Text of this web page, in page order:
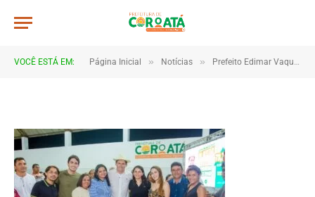
VOCÊ ESTÁ EM: Página Inicial » Notícias » Prefeito Edimar Vaqueiro anuncia medidas históricas e reforça gestão aprovada pela população em Coroatá
a015